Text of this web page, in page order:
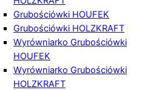
Grubościówki HOUFEK
Grubościówki HOLZKRAFT
Wyrówniarko Grubościówki
HOUFEK
Wyrówniarko Grubościówki
HOLZKRAFT